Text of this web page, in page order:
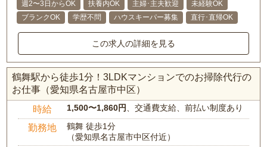
週2〜3日からOK 扶養内OK 主婦･主夫歓迎
未経験OK
ブランクOK
学歴不問 ハウスキーパー募集 直行･直帰OK
この求人の詳細を見る
鶴舞駅から徒歩1分！3LDKマンションでのお掃除代行の
お仕事（愛知県名古屋市中区）
時給 1,500〜1,860円 、交通費支給、前払い制度あり
勤務地
鶴舞 徒歩1分
（愛知県名古屋市中区付近）